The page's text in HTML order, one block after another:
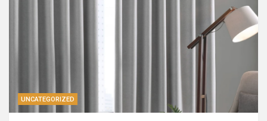
UNCATEGORIZED